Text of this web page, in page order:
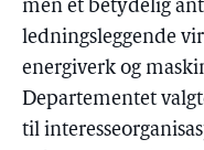
men et betydelig
ledningsleggende
energiverk og
Departementet
til